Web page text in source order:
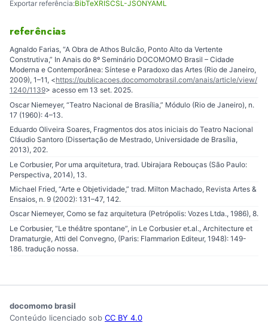
Exportar referência:BibTeXRISCSL-JSONYAML
referências
Agnaldo Farias, “A Obra de Athos Bulcão, Ponto Alto da Vertente
Construtiva,” In Anais do 8º Seminário DOCOMOMO Brasil – Cidade
Moderna e Contemporânea: Síntese e Paradoxo das Artes (Rio de Janeiro,
2009), 1–11, <https://publicacoes.docomomobrasil.com/anais/article/view/
1240/1139> acesso em 13 set. 2025.
Oscar Niemeyer, “Teatro Nacional de Brasília,” Módulo (Rio de Janeiro), n.
17 (1960): 4–13.
Eduardo Oliveira Soares, Fragmentos dos atos iniciais do Teatro Nacional
Cláudio Santoro (Dissertação de Mestrado, Universidade de Brasília,
2013), 202.
Le Corbusier, Por uma arquitetura, trad. Ubirajara Rebouças (São Paulo:
Perspectiva, 2014), 13.
Michael Fried, “Arte e Objetividade,” trad. Milton Machado, Revista Artes &
Ensaios, n. 9 (2002): 131–47, 142.
Oscar Niemeyer, Como se faz arquitetura (Petrópolis: Vozes Ltda., 1986), 8.
Le Corbusier, “Le théâtre spontane”, in Le Corbusier et.al., Architecture et
Dramaturgie, Atti del Convegno, (Paris: Flammarion Editeur, 1948): 149-
186. tradução nossa.
docomomo brasil
Conteúdo licenciado sob CC BY 4.0